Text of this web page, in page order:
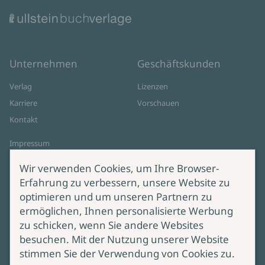
14.10.2026 19:00 Stadtbibliothek Schriesheim
Brigitte Glaser in Oberkirch
05.11.2026 Buchhandlung Bücherinsel
Unternehmen
Verlag
Karriere
Kontakt
Impressum
Cookie-Einstellungen
AGB Online Shop
Geschäftskunden
Lizenzen
Vorschauen
Service
Lieferung & Versand
Produktsicherheit
Bei Fragen zur Produktsicherheit
wenden Sie sich bitte an
Wir verwenden Cookies, um Ihre Browser-
Erfahrung zu verbessern, unsere Website zu
optimieren und um unseren Partnern zu
ermöglichen, Ihnen personalisierte Werbung
zu schicken, wenn Sie andere Websites
besuchen. Mit der Nutzung unserer Website
stimmen Sie der Verwendung von Cookies zu.